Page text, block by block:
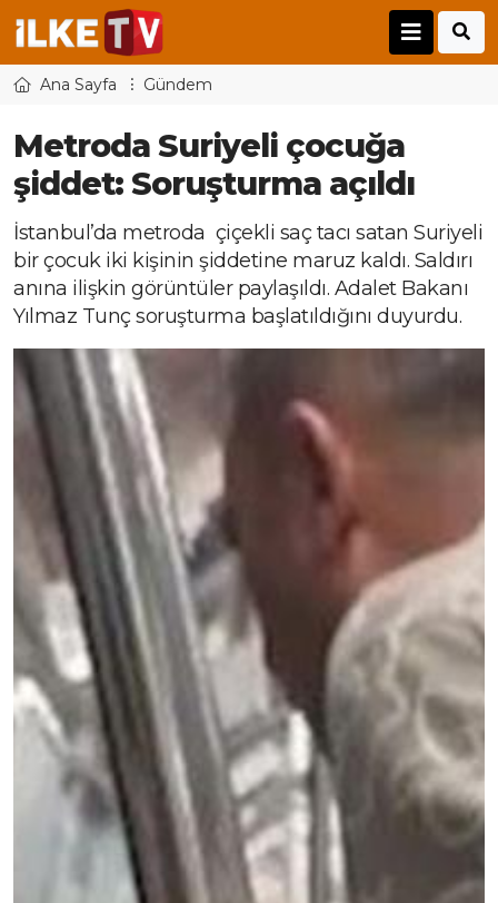
Ana Sayfa Gündem
Metroda Suriyeli çocuğa
şiddet: Soruşturma açıldı
İstanbul’da metroda çiçekli saç tacı satan Suriyeli
bir çocuk iki kişinin şiddetine maruz kaldı. Saldırı
anına ilişkin görüntüler paylaşıldı. Adalet Bakanı
Yılmaz Tunç soruşturma başlatıldığını duyurdu.